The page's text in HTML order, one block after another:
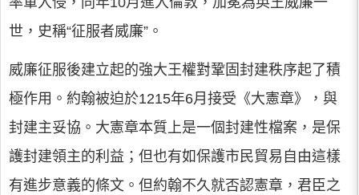
世，史稱“征服者威廉”。
威廉征服後建立起的強大王權對鞏固封建秩序起了積
極作用。約翰被迫於1215年6月接受《大憲章》，與
封建主妥協。大憲章本質上是一個封建性檔案，是保
護封建領主的利益；但也有如保護市民貿易自由這樣
有進步意義的條文。但約翰不久就否認憲章，君臣之